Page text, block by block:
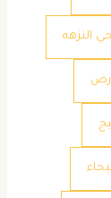
النزهه